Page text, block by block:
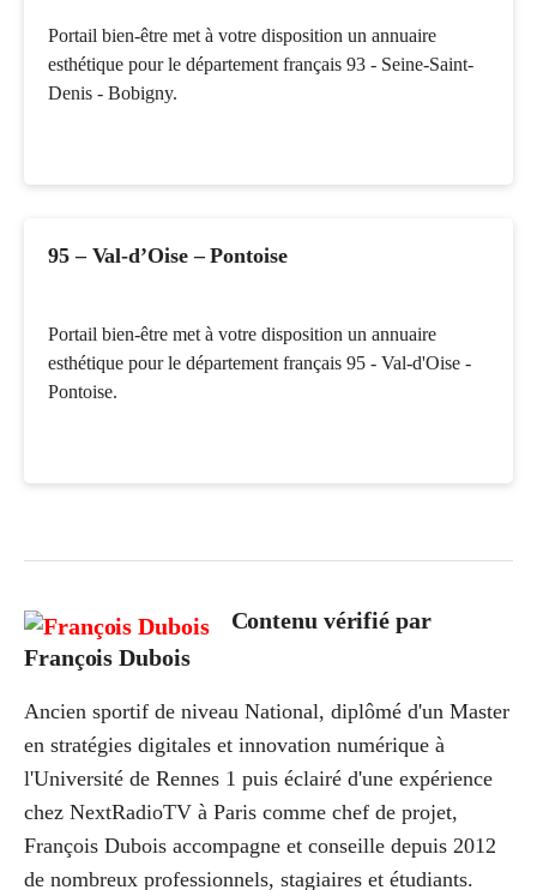
Portail bien-être met à votre disposition un annuaire
esthétique pour le département français 93 - Seine-Saint-
Denis - Bobigny.
95 – Val-d’Oise – Pontoise
Portail bien-être met à votre disposition un annuaire
esthétique pour le département français 95 - Val-d'Oise -
Pontoise.
Contenu vérifié par
François Dubois
Ancien sportif de niveau National, diplômé d'un Master
en stratégies digitales et innovation numérique à
l'Université de Rennes 1 puis éclairé d'une expérience
chez NextRadioTV à Paris comme chef de projet,
François Dubois accompagne et conseille depuis 2012
de nombreux professionnels, stagiaires et étudiants.